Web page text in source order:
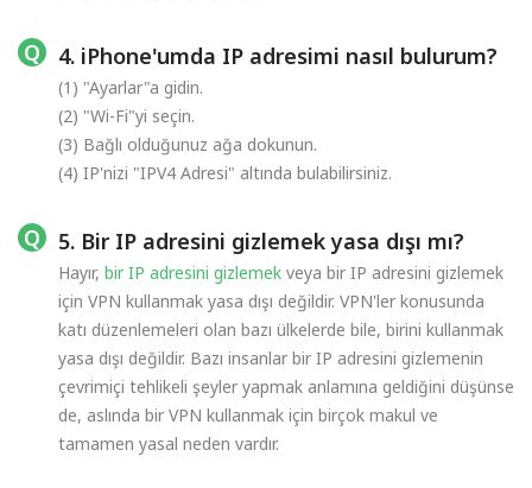
4. iPhone'umda IP adresimi nasıl bulurum?
(1) "Ayarlar"a gidin.
(2) "Wi-Fi"yi seçin.
(3) Bağlı olduğunuz ağa dokunun.
(4) IP'nizi "IPV4 Adresi" altında bulabilirsiniz.
5. Bir IP adresini gizlemek yasa dışı mı?
Hayır, bir IP adresini gizlemek veya bir IP adresini gizlemek
için VPN kullanmak yasa dışı değildir. VPN'ler konusunda
katı düzenlemeleri olan bazı ülkelerde bile, birini kullanmak
yasa dışı değildir. Bazı insanlar bir IP adresini gizlemenin
çevrimiçi tehlikeli şeyler yapmak anlamına geldiğini düşünse
de, aslında bir VPN kullanmak için birçok makul ve
tamamen yasal neden vardır.